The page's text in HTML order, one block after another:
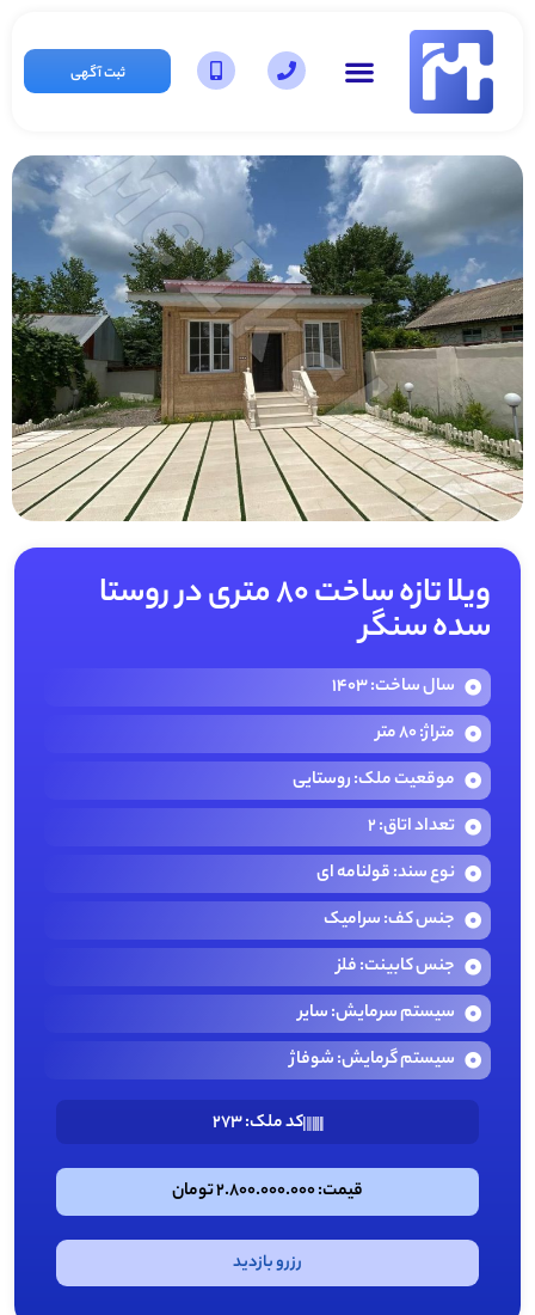
ثبت آگهی
ویلا تازه ساخت 80 متری در روستا
سده سنگر
سال ساخت: 1403
متراژ: 80 متر
موقعیت ملک: روستایی
تعداد اتاق: 2
نوع سند: قولنامه ای
جنس کف: سرامیک
جنس کابینت: فلز
سیستم سرمایش: سایر
سیستم گرمایش: شوفاژ
کد ملک: 273
قیمت: 2.800.000.000 تومان
رزرو بازدید